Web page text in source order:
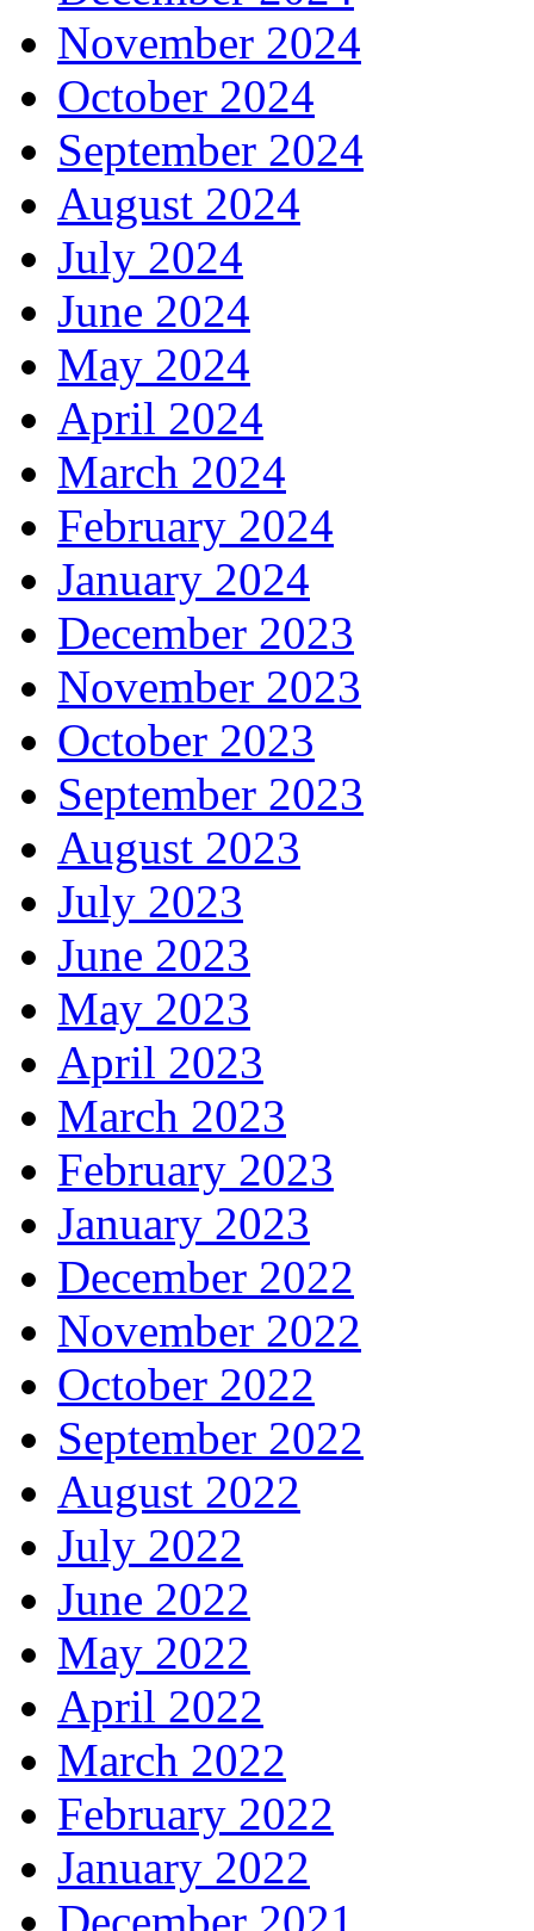
November 2024
October 2024
September 2024
August 2024
July 2024
June 2024
May 2024
April 2024
March 2024
February 2024
January 2024
December 2023
November 2023
October 2023
September 2023
August 2023
July 2023
June 2023
May 2023
April 2023
March 2023
February 2023
January 2023
December 2022
November 2022
October 2022
September 2022
August 2022
July 2022
June 2022
May 2022
April 2022
March 2022
February 2022
January 2022